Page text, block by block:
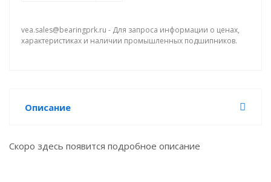
vea.sales@bearingprk.ru - Для запроса информации о ценах,
характеристиках и наличии промышленных подшипников.
Описание
Скоро здесь появится подробное описание